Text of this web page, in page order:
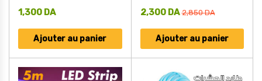
1,300 DA
Ajouter au panier
2,850DA
2,300 DA
Ajouter au panier